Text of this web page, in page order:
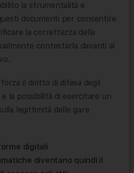
la strumentalità e
documenti per consentire
la correttezza della
contestarla davanti al
il diritto di difesa degli
la possibilità di esercitare un
legittimità delle gare
digitali
diventano quindi il